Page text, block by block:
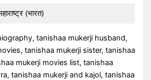
(भारत)
tanishaa mukerji husband,
tanishaa mukerji sister, tanishaa
mukerji movies list, tanishaa
tanishaa mukerji and kajol, tanishaa